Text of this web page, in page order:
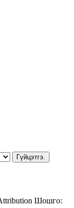
Гүйцэтгэ.
Шошго: